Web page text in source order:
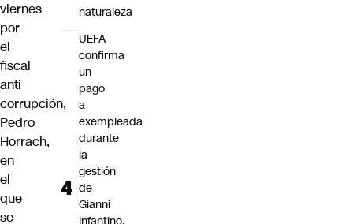
viernes
por
el
fiscal
anti
corrupción,
Pedro
Horrach,
en
el
que
se
naturaleza
UEFA
confirma
un
pago
a
exempleada
durante
la
gestión
de
Gianni
Infantino,